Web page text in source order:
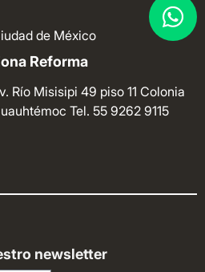
de México
Reforma
Río Misisipi 49 piso 11 Colonia
Tel. 55 9262 9115
newsletter